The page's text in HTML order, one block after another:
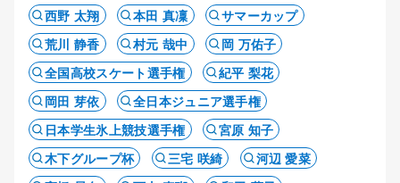
西野 太翔
本田 真凜
サマーカップ
荒川 静香
村元 哉中
岡 万佑子
全国高校スケート選手権
紀平 梨花
岡田 芽依
全日本ジュニア選手権
日本学生氷上競技選手権
宮原 知子
木下グループ杯
三宅 咲綺
河辺 愛菜